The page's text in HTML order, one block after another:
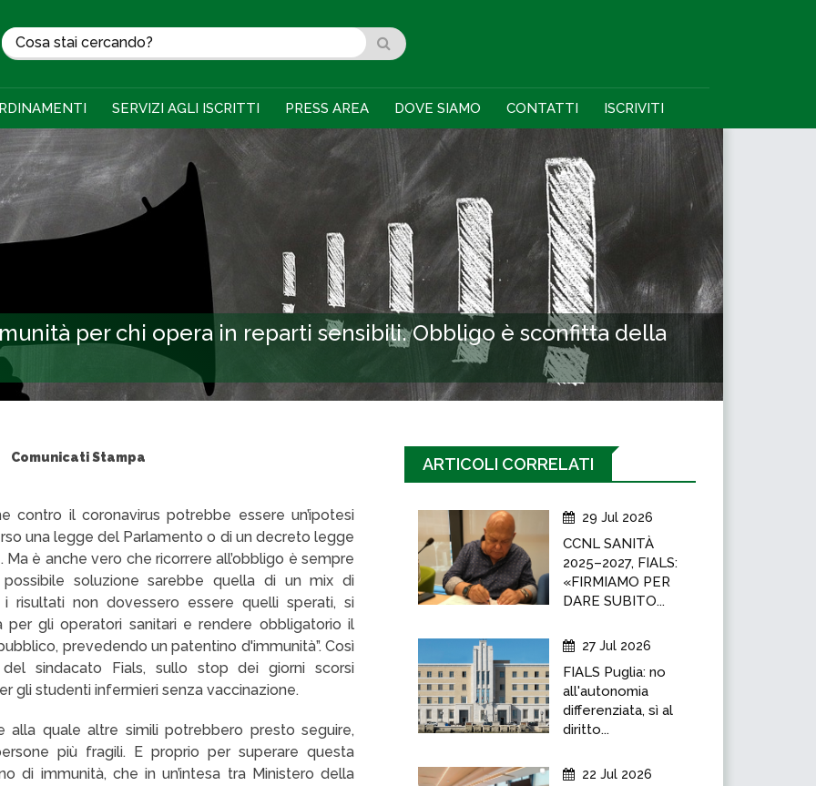
SERVIZI AGLI ISCRITTI PRESS AREA DOVE SIAMO CONTATTI ISCRIVITI
per chi opera in reparti sensibili. Obbligo è sconfitta della
Comunicati Stampa
contro il coronavirus potrebbe essere un’ipotesi
una legge del Parlamento o di un decreto legge
è anche vero che ricorrere all’obbligo è sempre
soluzione sarebbe quella di un mix di
risultati non dovessero essere quelli sperati, si
per gli operatori sanitari e rendere obbligatorio il
prevedendo un patentino d'immunità”. Così
del sindacato Fials, sullo stop dei giorni scorsi
gli studenti infermieri senza vaccinazione.
quale altre simili potrebbero presto seguire,
più fragili. E proprio per superare questa
di immunità, che in un’intesa tra Ministero della
ARTICOLI CORRELATI
29 Jul 2026
CCNL SANITÀ
2025–2027, FIALS:
«FIRMIAMO PER
DARE SUBITO...
27 Jul 2026
FIALS Puglia: no
all'autonomia
differenziata, sì al
diritto...
22 Jul 2026